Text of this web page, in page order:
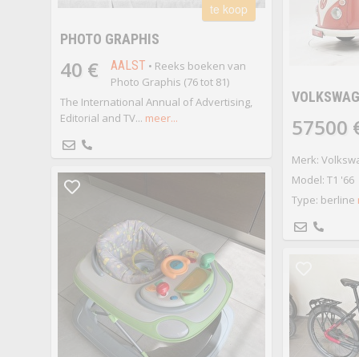
te koop
PHOTO GRAPHIS
40 € AALST • Reeks boeken van
Photo Graphis (76 tot 81)
The International Annual of Advertising,
Editorial and TV... meer... 57500
Merk:
Model: T1 '66
Type: berline